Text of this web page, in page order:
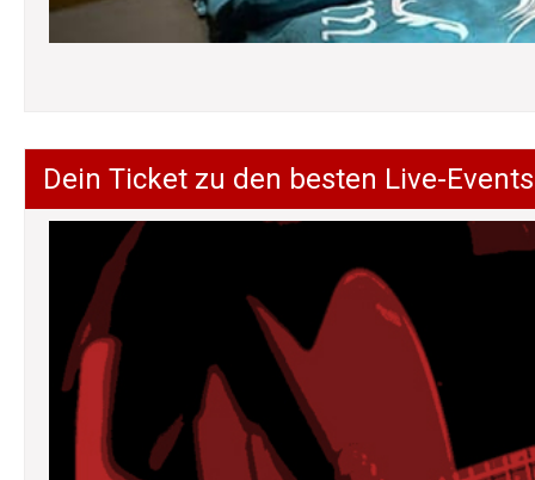
Dein Ticket zu den besten Live-Events